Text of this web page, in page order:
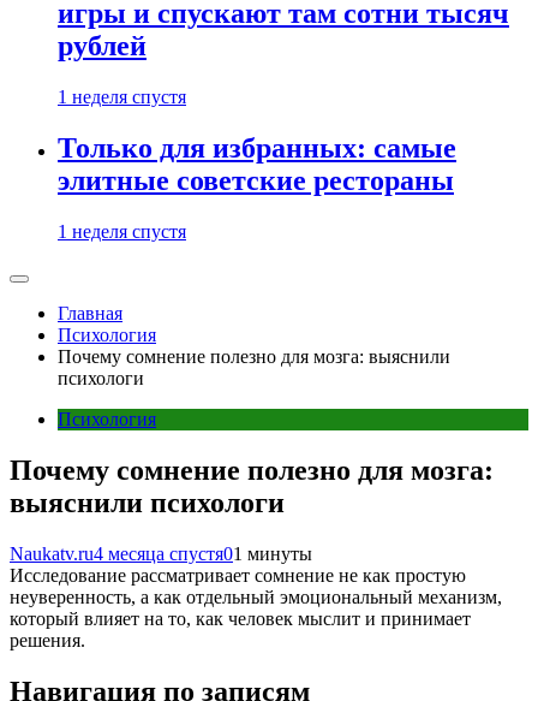
игры и спускают там сотни тысяч
рублей
1 неделя спустя
Только для избранных: самые
элитные советские рестораны
1 неделя спустя
Главная
Психология
Почему сомнение полезно для мозга: выяснили
психологи
Психология
Почему сомнение полезно для мозга:
выяснили психологи
Naukatv.ru4 месяца спустя01 минуты
Исследование рассматривает сомнение не как простую
неуверенность, а как отдельный эмоциональный механизм,
который влияет на то, как человек мыслит и принимает
решения.
Навигация по записям